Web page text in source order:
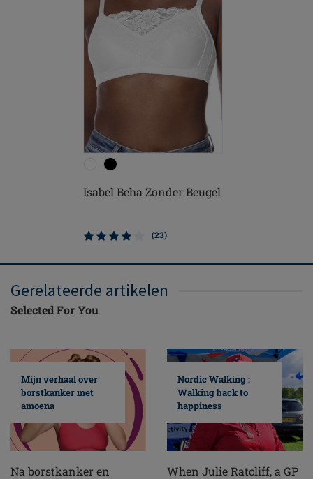
Isabel Beha Zonder Beugel
(23)
Gerelateerde artikelen
Selected For You
Mijn verhaal over
borstkanker met
amoena
Na borstkanker en
Nordic Walking :
Walking back to
happiness
When Julie Ratcliff, a GP